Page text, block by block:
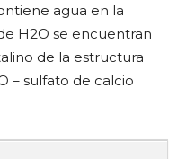
agua en la
H2O se encuentran
de la estructura
– sulfato de calcio